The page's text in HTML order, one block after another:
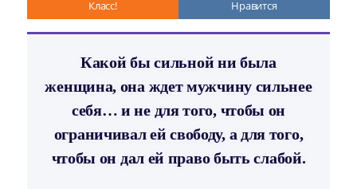
Класс! Нравится
Какой бы сильной ни была
женщина, она ждет мужчину сильнее
себя… и не для того, чтобы он
ограничивал ей свободу, а для того,
чтобы он дал ей право быть слабой.